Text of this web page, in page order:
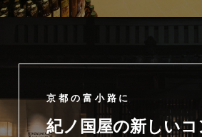
京都の富小路に
紀ノ国屋の新しい